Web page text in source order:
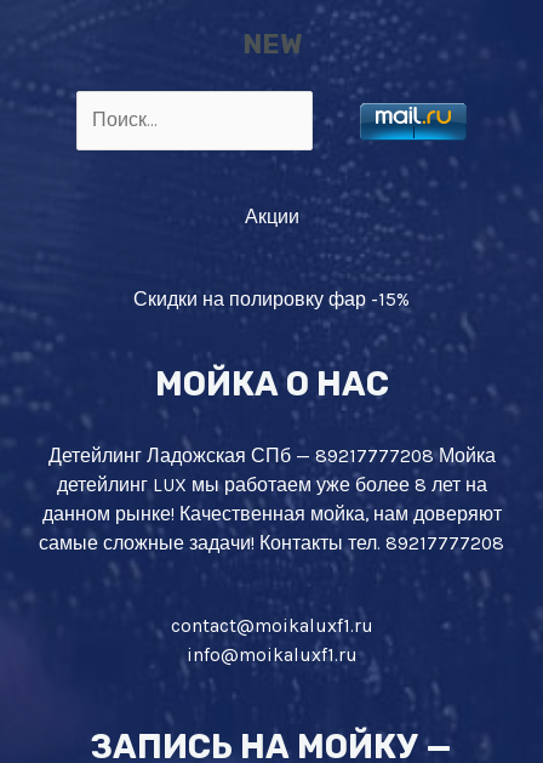
NEW
Найти:
Акции
Скидки на полировку фар -15%
МОЙКА О НАС
Детейлинг Ладожская СПб — 89217777208 Мойка
детейлинг LUX мы работаем уже более 8 лет на
данном рынке! Качественная мойка, нам доверяют
самые сложные задачи! Контакты тел. 89217777208
contact@moikaluxf1.ru
info@moikaluxf1.ru
ЗАПИСЬ НА МОЙКУ —